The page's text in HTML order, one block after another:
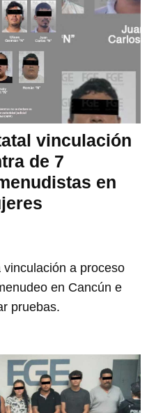
vinculación
de 7
en
a proceso
en Cancún e
pruebas.